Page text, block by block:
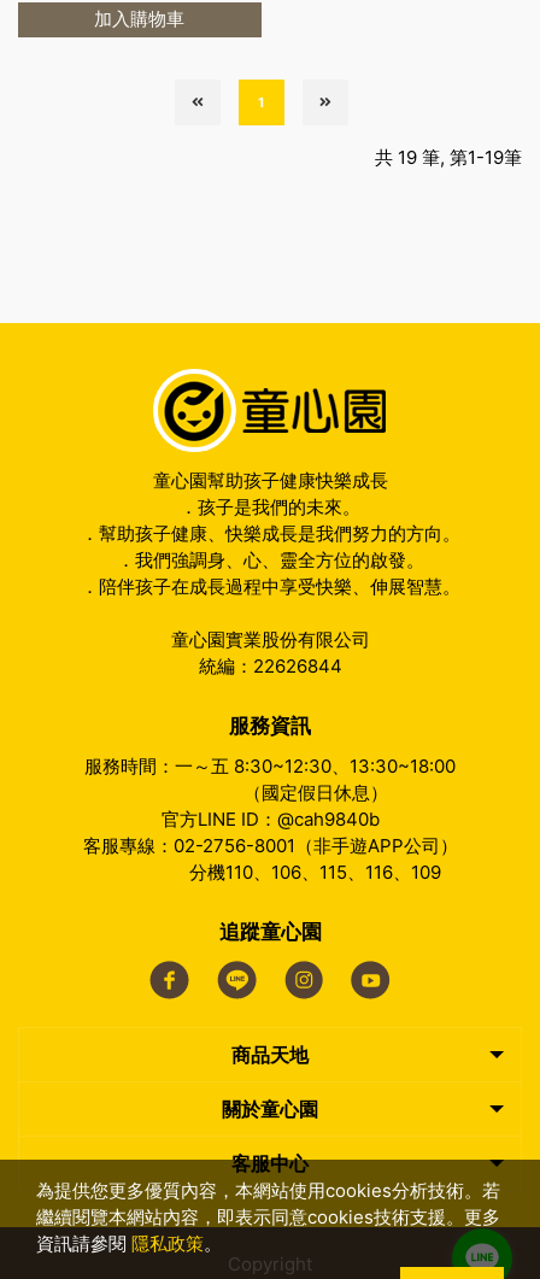
加入購物車
1
共 19 筆, 第1-19筆
童心園幫助孩子健康快樂成長
．孩子是我們的未來。
．幫助孩子健康、快樂成長是我們努力的方向。
．我們強調身、心、靈全方位的啟發。
．陪伴孩子在成長過程中享受快樂、伸展智慧。
童心園實業股份有限公司
統編：22626844
服務資訊
服務時間：一～五 8:30~12:30、13:30~18:00
（國定假日休息）
官方LINE ID：@cah9840b
客服專線：02-2756-8001（非手遊APP公司）
分機110、106、115、116、109
追蹤童心園
商品天地
關於童心園
客服中心
Copyright
為提供您更多優質內容，本網站使用cookies分析技術。若
繼續閱覽本網站內容，即表示同意cookies技術支援。更多
資訊請參閱 隱私政策。